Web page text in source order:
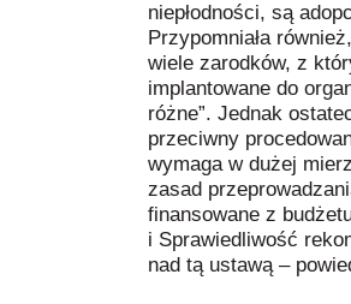
niepłodności, są
Przypomniała
wiele zarodków, z
implantowane do
różne”. Jednak
przeciwny
wymaga w dużej
zasad
finansowane z
i Sprawiedliwość
nad tą ustawą –